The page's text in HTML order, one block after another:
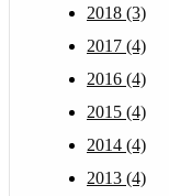
2018 (3)
2017 (4)
2016 (4)
2015 (4)
2014 (4)
2013 (4)